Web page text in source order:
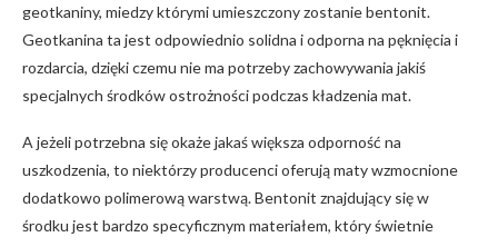
geotkaniny, miedzy którymi umieszczony zostanie bentonit.
Geotkanina ta jest odpowiednio solidna i odporna na pęknięcia i
rozdarcia, dzięki czemu nie ma potrzeby zachowywania jakiś
specjalnych środków ostrożności podczas kładzenia mat.
A jeżeli potrzebna się okaże jakaś większa odporność na
uszkodzenia, to niektórzy producenci oferują maty wzmocnione
dodatkowo polimerową warstwą. Bentonit znajdujący się w
środku jest bardzo specyficznym materiałem, który świetnie